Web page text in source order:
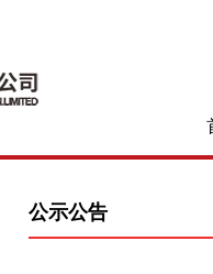
公示公告